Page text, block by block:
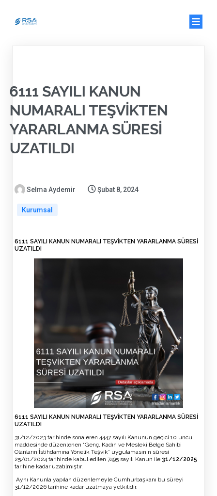
6111 SAYILI KANUN
NUMARALI TEŞVİKTEN
YARARLANMA SÜRESİ
UZATILDI
Selma Aydemir Şubat 8, 2024
Kurumsal
6111 SAYILI KANUN NUMARALI TEŞVİKTEN YARARLANMA SÜRESİ
UZATILDI
6111 SAYILI KANUN NUMARALI TEŞVİKTEN YARARLANMA SÜRESİ
UZATILDI
31/12/2023 tarihinde sona eren 4447 sayılı Kanunun geçici 10 uncu
maddesinde düzenlenen “Genç, Kadın ve Mesleki Belge Sahibi
Olanların İstihdamına Yönelik Teşvik” uygulamasının süresi
25/01/2024 tarihinde kabul edilen 7495 sayılı Kanun ile 31/12/2025
tarihine kadar uzatılmıştır.
Aynı Kanunla yapılan düzenlemeyle Cumhurbaşkanı bu süreyi
31/12/2026 tarihine kadar uzatmaya yetkilidir.